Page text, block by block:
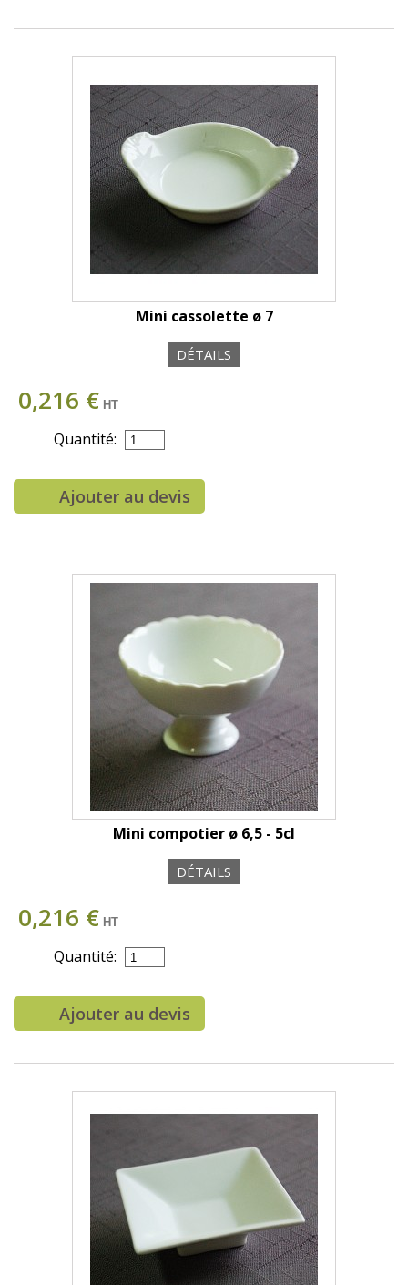
Mini cassolette ø 7
DÉTAILS
0,216 € HT
Quantité:
Ajouter au devis
Mini compotier ø 6,5 - 5cl
DÉTAILS
0,216 € HT
Quantité:
Ajouter au devis